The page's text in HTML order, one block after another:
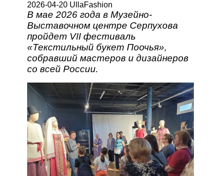
2026-04-20 UllaFashion
В мае 2026 года в Музейно-
Выставочном центре Серпухова
пройдет VII фестиваль
«Текстильный букет Поочья»,
собравший мастеров и дизайнеров
со всей России.